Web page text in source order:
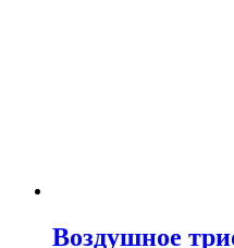
Воздушное